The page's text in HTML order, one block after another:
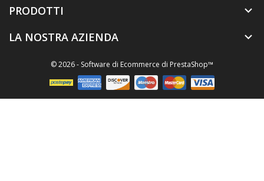
PRODOTTI 
LA NOSTRA AZIENDA 
© 2026 - Software di Ecommerce di PrestaShop™